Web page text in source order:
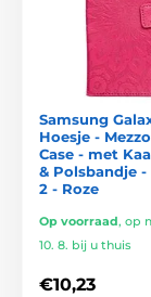
Samsung
Hoesje -
Case - met
& Polsbandje
2 - Roze
Op voorraad, op
10. 8. bij u thuis
€10,23